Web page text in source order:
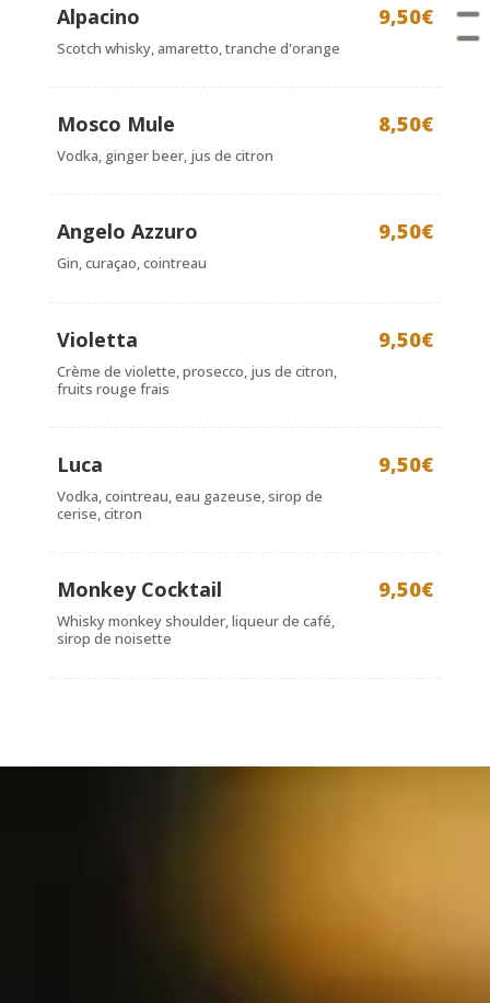
Alpacino 9,50€
Scotch whisky, amaretto, tranche d'orange
Mosco Mule 8,50€
Vodka, ginger beer, jus de citron
Angelo Azzuro 9,50€
Gin, curaçao, cointreau
Violetta 9,50€
Crème de violette, prosecco, jus de citron,
fruits rouge frais
Luca 9,50€
Vodka, cointreau, eau gazeuse, sirop de
cerise, citron
Monkey Cocktail 9,50€
Whisky monkey shoulder, liqueur de café,
sirop de noisette